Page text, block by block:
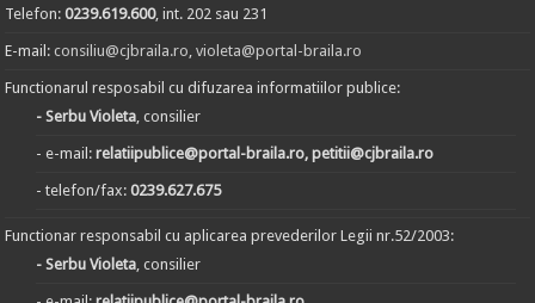
Telefon:0239.619.600, int. 202 sau 231
E-mail:consiliu@cjbraila.ro,violeta@portal-braila.ro
Functionarul resposabil cu difuzarea informatiilor publice:
- Serbu Violeta, consilier
- e-mail:relatiipublice@portal-braila.ro, petitii@cjbraila.ro
- telefon/fax:0239.627.675
Functionar responsabil cu aplicarea prevederilor Legii nr.52/2003:
- Serbu Violeta, consilier